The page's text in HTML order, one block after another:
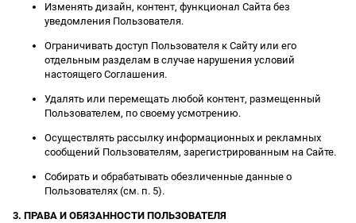
Изменять дизайн, контент, функционал Сайта без
уведомления Пользователя.
Ограничивать доступ Пользователя к Сайту или его
отдельным разделам в случае нарушения условий
настоящего Соглашения.
Удалять или перемещать любой контент, размещенный
Пользователем, по своему усмотрению.
Осуществлять рассылку информационных и рекламных
сообщений Пользователям, зарегистрированным на Сайте.
Собирать и обрабатывать обезличенные данные о
Пользователях (см. п. 5).
3. ПРАВА И ОБЯЗАННОСТИ ПОЛЬЗОВАТЕЛЯ